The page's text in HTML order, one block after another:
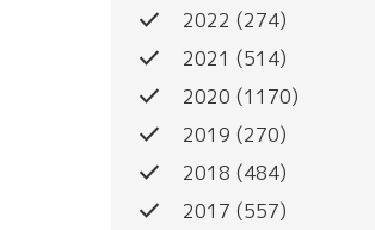
done 2022 (274)
done 2021 (514)
done 2020 (1170)
done 2019 (270)
done 2018 (484)
done 2017 (557)